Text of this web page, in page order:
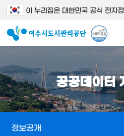
이 누리집은 대한민국 공식 전자
공공데이터
정보공개